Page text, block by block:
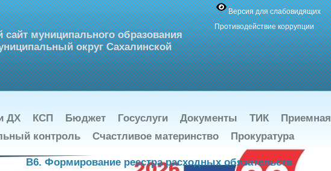
муниципального образования
округ Сахалинской
Версия для слабовидящих
Противодействие коррупции
ДХ КСП Бюджет Госуслуги Документы ТИК
Приемная
контроль Счастливое материнство Прокуратура
B6. Формирование реестра расходных обязательств